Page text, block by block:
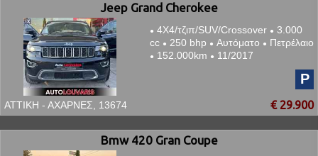
Jeep Grand Cherokee
● 4Χ4/τζιπ/SUV/Crossover ● 3.000
cc ● 250 bhp ● Αυτόματο ● Πετρέλαιο
● 152.000km ● 11/2017
P
ΑΤΤΙΚΗ - ΑΧΑΡΝΕΣ, 13674 € 29.900
Bmw 420 Gran Coupe